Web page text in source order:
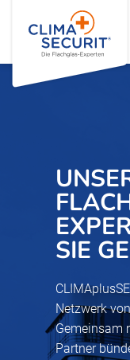
SIE
Netzwerk
Gemeinsam
Partner